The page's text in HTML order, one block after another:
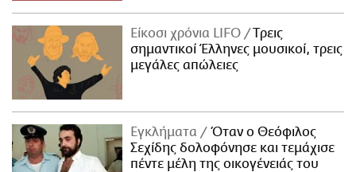
Είκοσι χρόνια LIFO
Tρεις
σημαντικοί Έλληνες μουσικοί, τρεις
μεγάλες απώλειες
Εγκλήματα
Όταν ο Θεόφιλος
Σεχίδης δολοφόνησε και τεμάχισε
πέντε μέλη της οικογένειάς του